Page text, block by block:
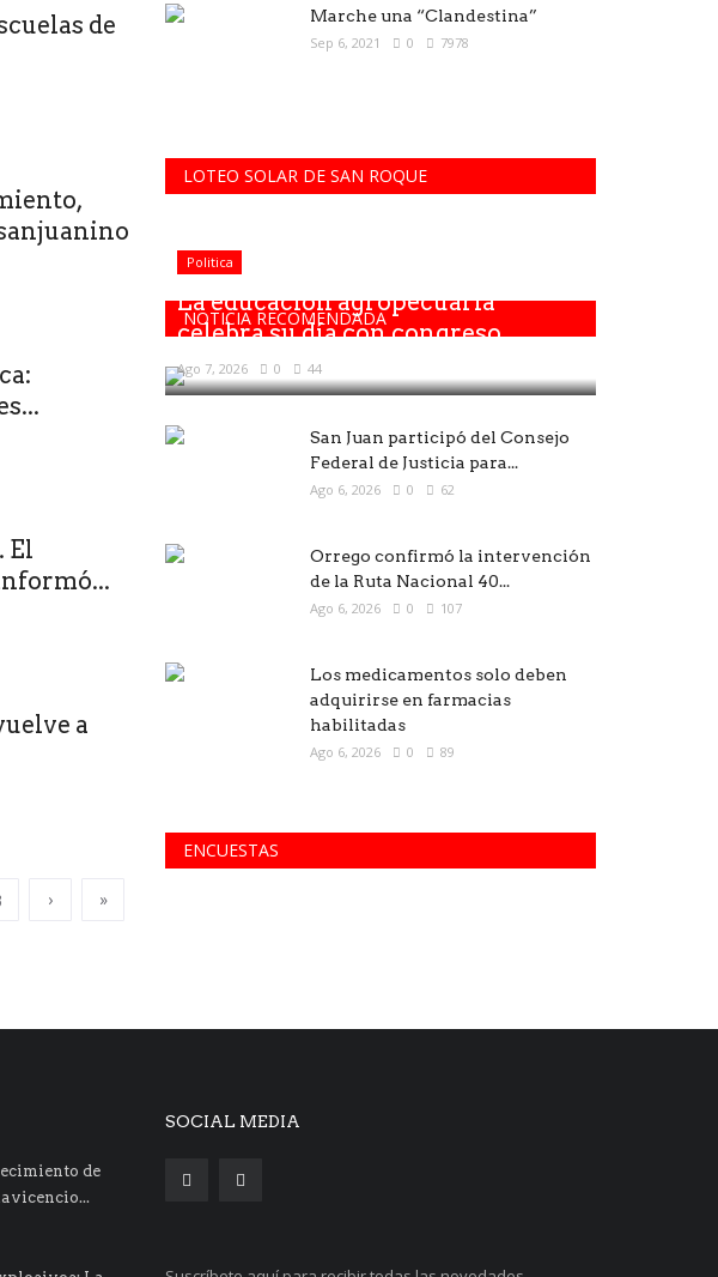
de
El
a
› »
Marche una “Clandestina”
Sep 6, 2021 0 7978
LOTEO SOLAR DE SAN ROQUE
NOTICIA RECOMENDADA
Politica
La educación agropecuaria
celebra su día con congreso,...
Ago 7, 2026 0 44
San Juan participó del Consejo
Federal de Justicia para...
Ago 6, 2026 0 62
Orrego confirmó la intervención
de la Ruta Nacional 40...
Ago 6, 2026 0 107
Los medicamentos solo deben
adquirirse en farmacias
habilitadas
Ago 6, 2026 0 89
ENCUESTAS
de
SOCIAL MEDIA